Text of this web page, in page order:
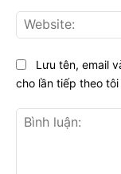
Lưu tên, email
cho lần tiếp theo